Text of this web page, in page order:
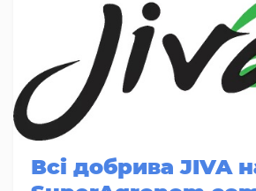
Всі добрива JIVA